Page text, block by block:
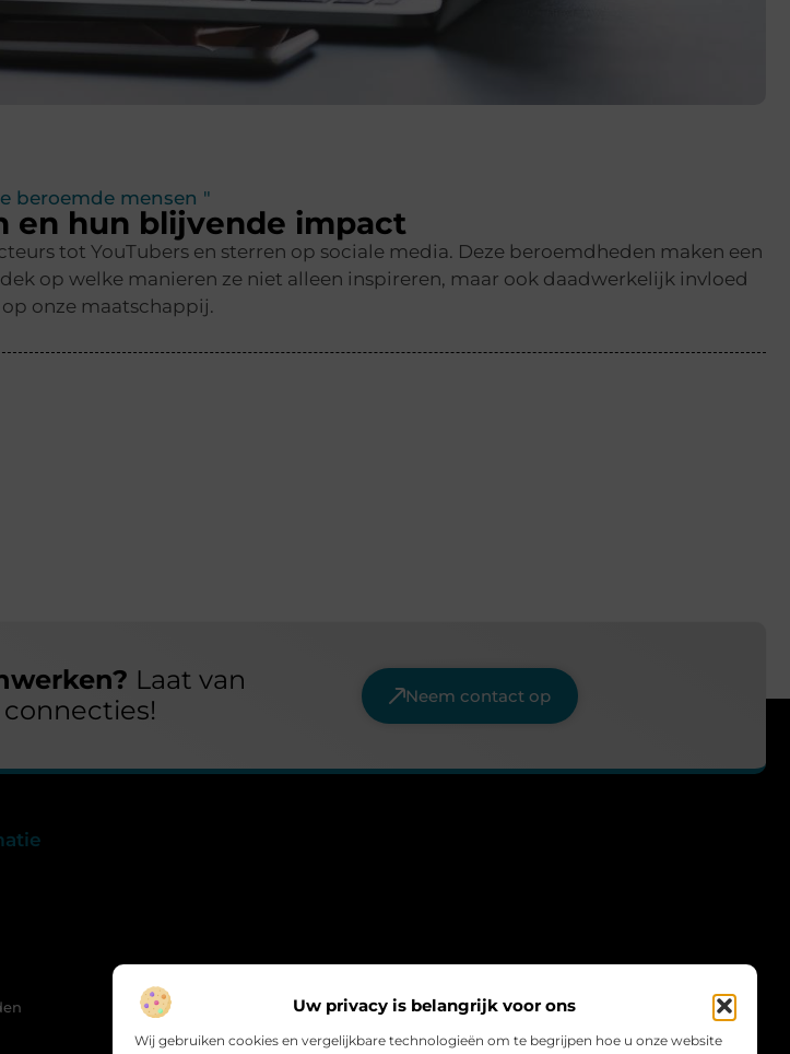
Uw privacy is belangrijk voor ons
Wij gebruiken cookies en vergelijkbare technologieën om te begrijpen hoe u onze website
beroemde mensen "
en hun blijvende impact
tot YouTubers en sterren op sociale media. Deze beroemdheden maken een
op welke manieren ze niet alleen inspireren, maar ook daadwerkelijk invloed
onze maatschappij.
Laat van
Neem contact op